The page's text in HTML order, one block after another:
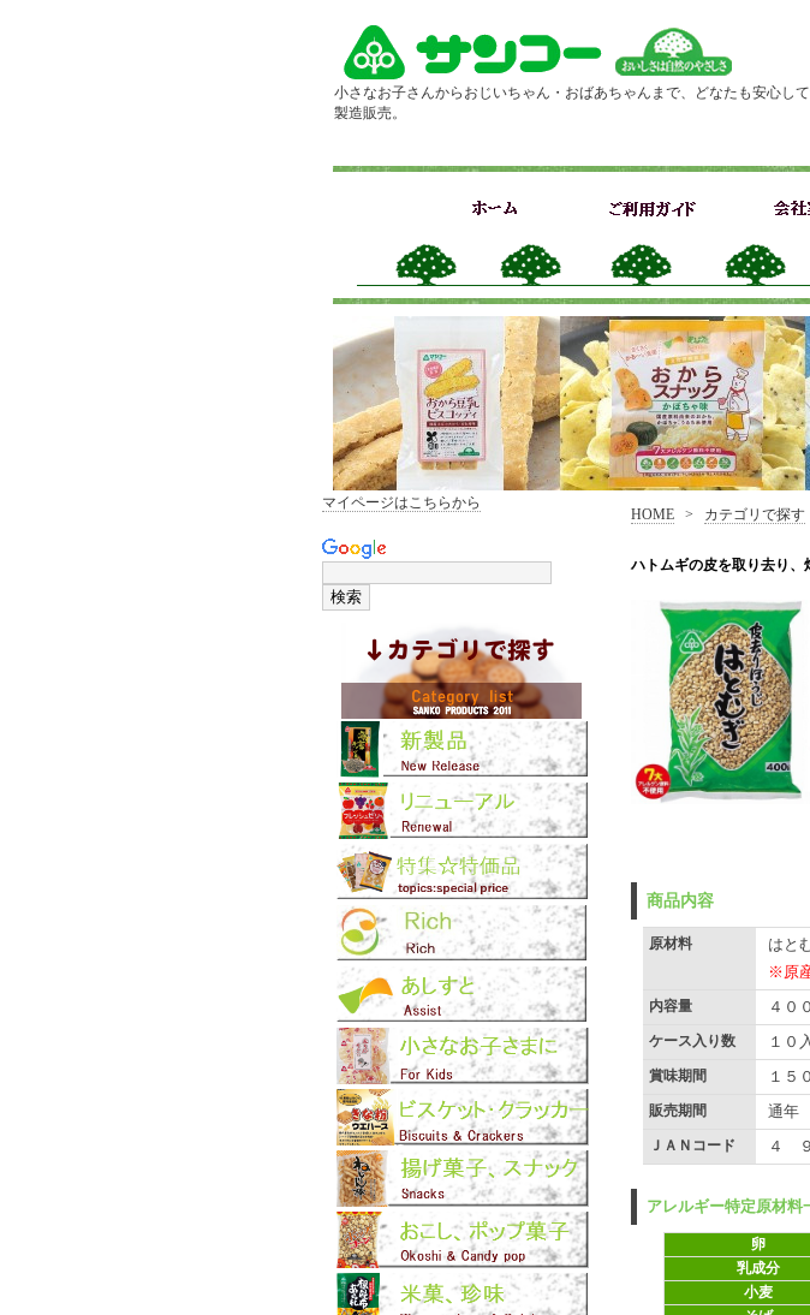
小さなお子さんからおじいちゃん・おばあちゃんまで、どなたも安心し
製造販売。
HOME > カテゴリで探す
ハトムギの皮を取り去り、
商品内容
原材料
はと
※原
内容量 ４０
ケース入り数 １０
賞味期間 １５
販売期間 通年
ＪＡＮコード ４
アレルギー特定原材料
卵
乳成分
小麦
マイページはこちらから